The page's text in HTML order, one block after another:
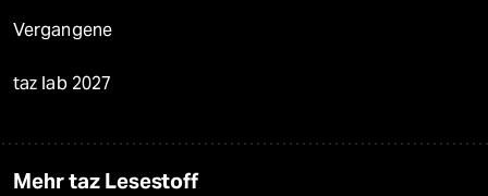
Vergangene
taz lab 2027
Mehr taz Lesestoff